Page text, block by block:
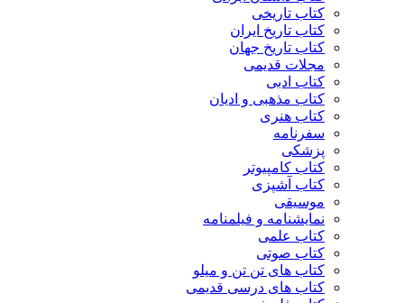
کتاب تاریخی
کتاب تاریخ ایران
کتاب تاریخ جهان
مجلات قدیمی
کتاب ادبی
کتاب مذهبی و ادیان
کتاب هنری
سفرنامه
پزشکی
کتاب کامپیوتر
کتاب آشپزی
موسیقی
نمایشنامه و فیلمنامه
کتاب علمی
کتاب صوتی
کتاب های تن تن و میلو
کتاب های درسی قدیمی